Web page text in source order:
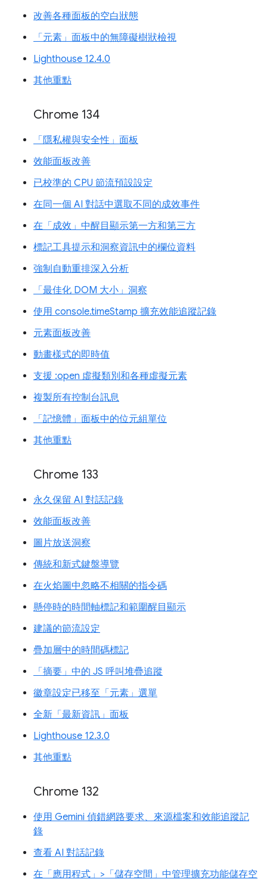
改善各種面板的空白狀態
「元素」面板中的無障礙樹狀檢視
Lighthouse 12.4.0
其他重點
Chrome 134
「隱私權與安全性」面板
效能面板改善
已校準的 CPU 節流預設設定
在同一個 AI 對話中選取不同的成效事件
在「成效」中醒目顯示第一方和第三方
標記工具提示和洞察資訊中的欄位資料
強制自動重排深入分析
「最佳化 DOM 大小」洞察
使用 console.timeStamp 擴充效能追蹤記錄
元素面板改善
動畫樣式的即時值
支援 :open 虛擬類別和各種虛擬元素
複製所有控制台訊息
「記憶體」面板中的位元組單位
其他重點
Chrome 133
永久保留 AI 對話記錄
效能面板改善
圖片放送洞察
傳統和新式鍵盤導覽
在火焰圖中忽略不相關的指令碼
懸停時的時間軸標記和範圍醒目顯示
建議的節流設定
疊加層中的時間碼標記
「摘要」中的 JS 呼叫堆疊追蹤
徽章設定已移至「元素」選單
全新「最新資訊」面板
Lighthouse 12.3.0
其他重點
Chrome 132
使用 Gemini 偵錯網路要求、來源檔案和效能追蹤記
錄
查看 AI 對話記錄
在「應用程式」>「儲存空間」中管理擴充功能儲存空